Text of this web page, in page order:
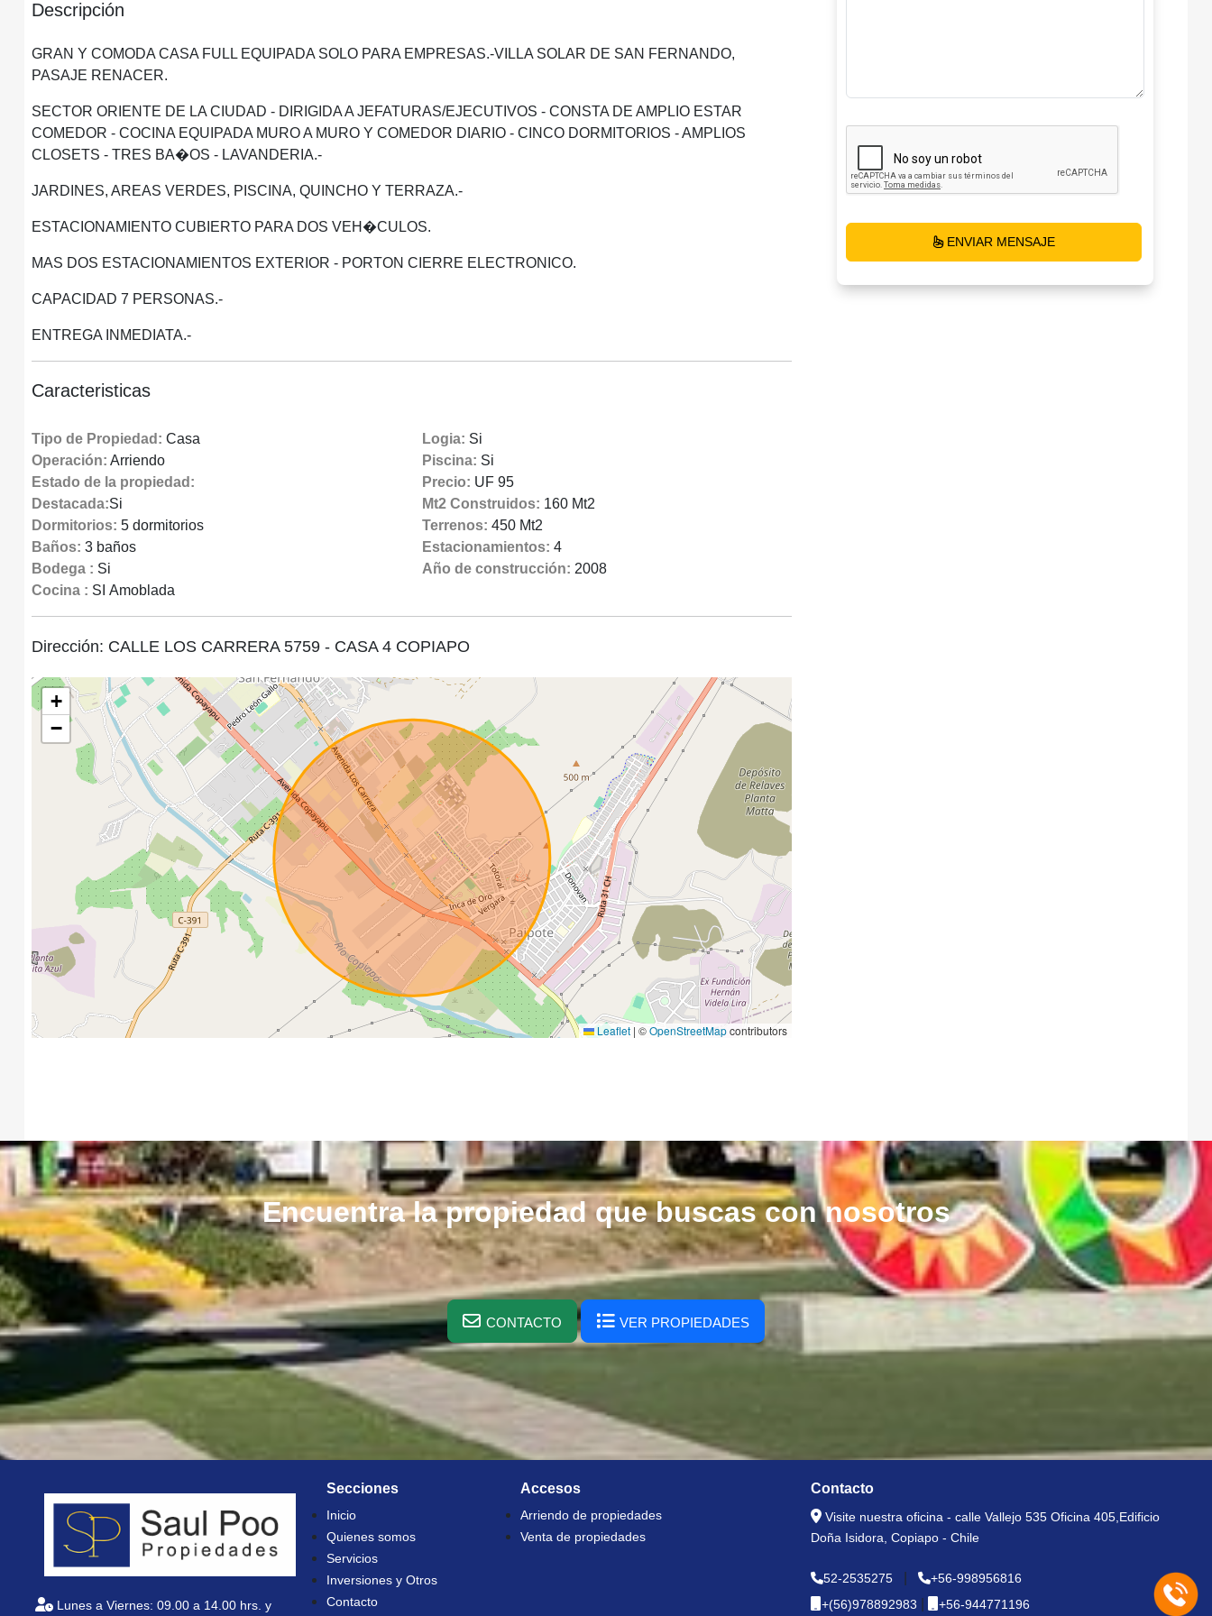
Descripción
GRAN Y COMODA CASA FULL EQUIPADA SOLO PARA EMPRESAS.-VILLA SOLAR DE SAN FERNANDO,
PASAJE RENACER.
SECTOR ORIENTE DE LA CIUDAD - DIRIGIDA A JEFATURAS/EJECUTIVOS - CONSTA DE AMPLIO ESTAR
COMEDOR - COCINA EQUIPADA MURO A MURO Y COMEDOR DIARIO - CINCO DORMITORIOS - AMPLIOS
CLOSETS - TRES BA�OS - LAVANDERIA.-
JARDINES, AREAS VERDES, PISCINA, QUINCHO Y TERRAZA.-
ESTACIONAMIENTO CUBIERTO PARA DOS VEH�CULOS.
MAS DOS ESTACIONAMIENTOS EXTERIOR - PORTON CIERRE ELECTRONICO.
CAPACIDAD 7 PERSONAS.-
ENTREGA INMEDIATA.-
Caracteristicas
Tipo de Propiedad: Casa
Operación: Arriendo
Estado de la propiedad:
Destacada:Si
Dormitorios: 5 dormitorios
Baños: 3 baños
Bodega : Si
Cocina : SI Amoblada
Logia: Si
Piscina: Si
Precio: UF 95
Mt2 Construidos: 160 Mt2
Terrenos: 450 Mt2
Estacionamientos: 4
Año de construcción: 2008
Dirección: CALLE LOS CARRERA 5759 - CASA 4 COPIAPO
+
−
Leaflet | ©OpenStreetMapcontributors
ENVIAR MENSAJE
Encuentra la propiedad que buscas con nosotros
CONTACTO VER PROPIEDADES
Lunes a Viernes: 09.00 a 14.00 hrs. y
Secciones
Inicio
Quienes somos
Servicios
Inversiones y Otros
Contacto
Accesos
Arriendo de propiedades
Venta de propiedades
Contacto
Visite nuestra oficina - calle Vallejo 535 Oficina 405,Edificio
Doña Isidora, Copiapo - Chile
52-2535275
+56-998956816
+(56)978892983
+56-944771196